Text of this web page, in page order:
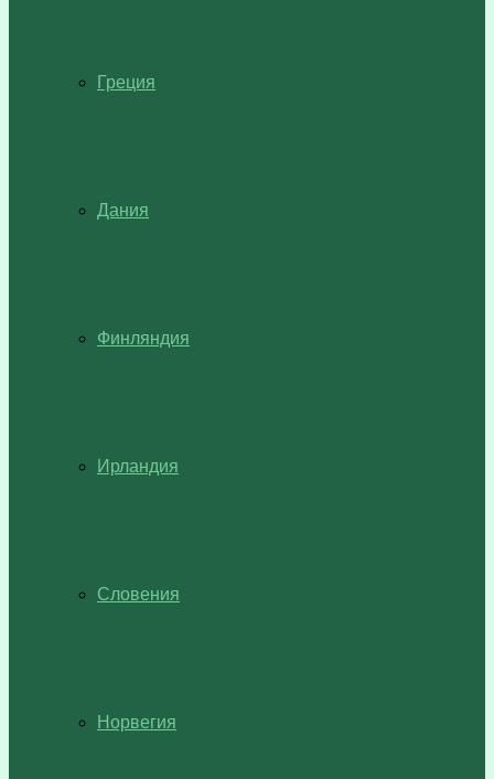
Греция
Дания
Финляндия
Ирландия
Словения
Норвегия